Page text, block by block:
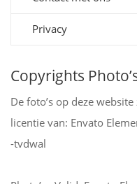
Privacy
Copyrights
De foto’s op deze
licentie van: Envato
-tvdwal